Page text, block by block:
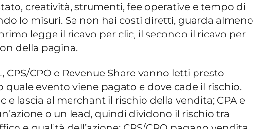
creatività, strumenti, fee operative e tempo di
lo misuri. Se non hai costi diretti, guarda almeno
primo legge il ricavo per clic, il secondo il ricavo per
della pagina.
CPS/CPO e Revenue Share vanno letti presto
quale evento viene pagato e dove cade il rischio.
e lascia al merchant il rischio della vendita; CPA e
o un lead, quindi dividono il rischio tra